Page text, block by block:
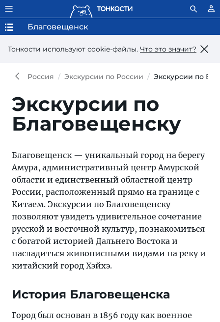
Тонкости используют сookie-файлы. Что это значит?
Благовещенск
Россия Экскурсии по России Экскурсии по
Экскурсии по
Благовещенску
Благовещенск — уникальный город на берегу
Амура, административный центр Амурской
области и единственный областной центр
России, расположенный прямо на границе с
Китаем. Экскурсии по Благовещенску
позволяют увидеть удивительное сочетание
русской и восточной культур, познакомиться
с богатой историей Дальнего Востока и
насладиться живописными видами на реку и
китайский город Хэйхэ.
История Благовещенска
Город был основан в 1856 году как военное